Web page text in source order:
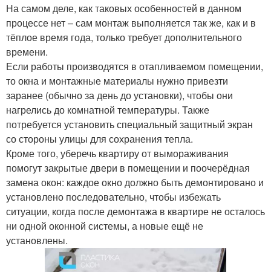
На самом деле, как таковых особенностей в данном
процессе нет – сам монтаж выполняется так же, как и в
тёплое время года, только требует дополнительного
времени.
Если работы производятся в отапливаемом помещении,
то окна и монтажные материалы нужно привезти
заранее (обычно за день до установки), чтобы они
нагрелись до комнатной температуры. Также
потребуется установить специальный защитный экран
со стороны улицы для сохранения тепла.
Кроме того, уберечь квартиру от вымораживания
помогут закрытые двери в помещении и поочерёдная
замена окон: каждое окно должно быть демонтировано и
установлено последовательно, чтобы избежать
ситуации, когда после демонтажа в квартире не осталось
ни одной оконной системы, а новые ещё не
установлены.